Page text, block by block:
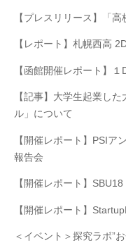
【プレスリリース】「
【レポート】札幌西高
【函館開催レポート】
【記事】大学生起業し
ル」について
【開催レポート】PSIア
報告会
【開催レポート】
【開催レポート】
＜イベント＞探究ラボ”